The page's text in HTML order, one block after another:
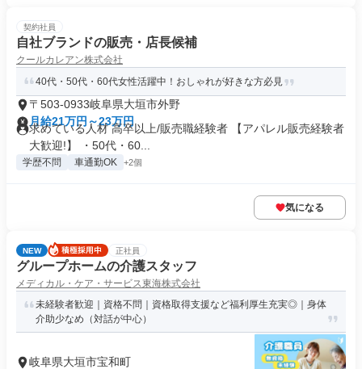
契約社員
自社ブランドの販売・店長候補
クールカレアン株式会社
40代・50代・60代女性活躍中！おしゃれが好きな方必見
〒503-0933岐阜県大垣市外野
月給21万円～23万円
求めている人材 高卒以上/販売職経験者 【アパレル販売経験者
大歓迎!】 ・50代・60...
学歴不問 車通勤OK +2個
気になる
NEW 正社員
グループホームの介護スタッフ
メディカル・ケア・サービス東海株式会社
未経験者歓迎｜資格不問｜資格取得支援など福利厚生充実◎｜身体
介助少なめ（対話が中心）
岐阜県大垣市宝和町